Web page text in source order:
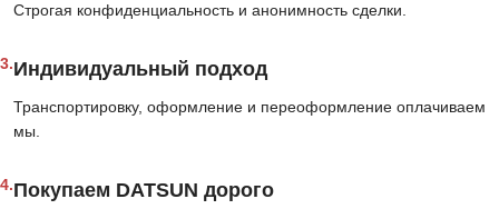
Строгая конфиденциальность и анонимность сделки.
3.Индивидуальный подход
Транспортировку, оформление и переоформление оплачиваем
мы.
4.Покупаем DATSUN дорого